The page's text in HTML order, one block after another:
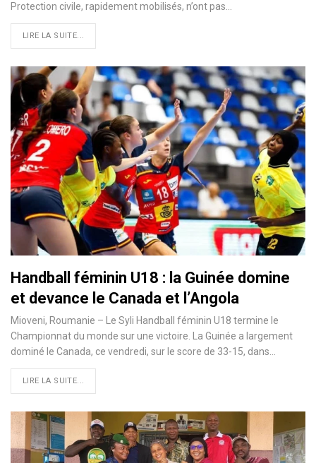
Protection civile, rapidement mobilisés, n’ont pas…
LIRE LA SUITE...
Handball féminin U18 : la Guinée domine
et devance le Canada et l’Angola
Mioveni, Roumanie – Le Syli Handball féminin U18 termine le
Championnat du monde sur une victoire. La Guinée a largement
dominé le Canada, ce vendredi, sur le score de 33-15, dans…
LIRE LA SUITE...